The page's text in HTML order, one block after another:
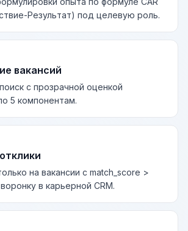
Результат) под целевую роль.
вакансий
с прозрачной оценкой
5 компонентам.
на вакансии с match_score >
в карьерной CRM.